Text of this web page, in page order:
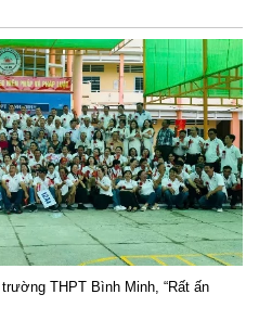
THPT Bình Minh, “Rất ấn